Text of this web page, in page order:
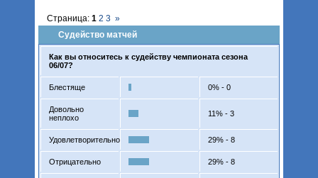
Судейство матчей
Страница: 1 2 3 »
Как вы относитесь к судейству чемпионата сезона
06/07?
Блестяще 0% - 0
Довольно
неплохо
11% - 3
Удовлетворительно 29% - 8
Отрицательно 29% - 8